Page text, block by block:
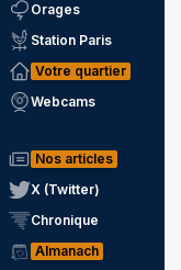
Orages
Station Paris
Votre quartier
Webcams
Nos articles
X (Twitter)
Chronique
Almanach